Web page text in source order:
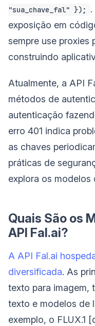
"sua_chave_fal" });
exposição em
sempre use proxies
construindo
Atualmente, a API
métodos de
autenticação
erro 401 indica
as chaves
práticas de
explora os modelos
Quais São os
API Fal.ai?
A API Fal.ai
diversificada. As
texto para imagem,
texto e modelos de
exemplo, o FLUX.1